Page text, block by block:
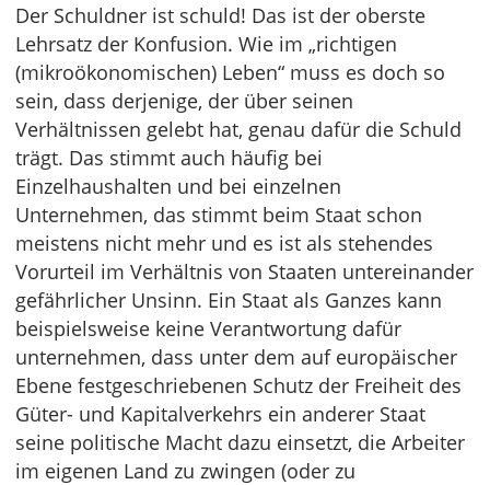
Der Schuldner ist schuld! Das ist der oberste
Lehrsatz der Konfusion. Wie im „richtigen
(mikroökonomischen) Leben“ muss es doch so
sein, dass derjenige, der über seinen
Verhältnissen gelebt hat, genau dafür die Schuld
trägt. Das stimmt auch häufig bei
Einzelhaushalten und bei einzelnen
Unternehmen, das stimmt beim Staat schon
meistens nicht mehr und es ist als stehendes
Vorurteil im Verhältnis von Staaten untereinander
gefährlicher Unsinn. Ein Staat als Ganzes kann
beispielsweise keine Verantwortung dafür
unternehmen, dass unter dem auf europäischer
Ebene festgeschriebenen Schutz der Freiheit des
Güter- und Kapitalverkehrs ein anderer Staat
seine politische Macht dazu einsetzt, die Arbeiter
im eigenen Land zu zwingen (oder zu